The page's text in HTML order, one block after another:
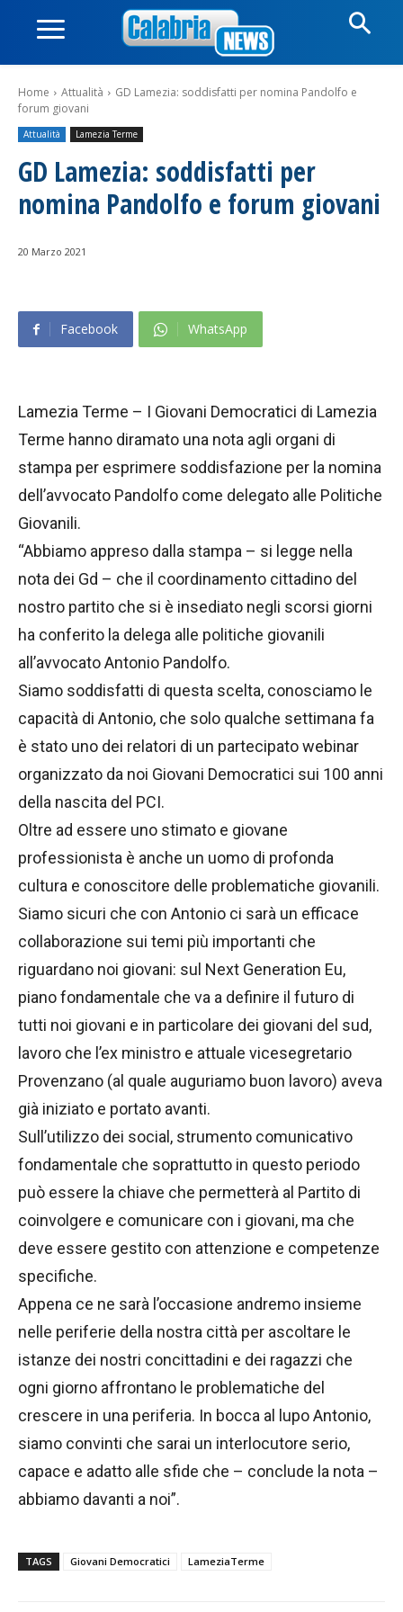
Home Attualità
GD Lamezia: soddisfatti per nomina Pandolfo e
forum giovani
Attualità Lamezia Terme
GD Lamezia: soddisfatti per
nomina Pandolfo e forum giovani
20 Marzo 2021
Facebook WhatsApp
Lamezia Terme – I Giovani Democratici di Lamezia
Terme hanno diramato una nota agli organi di
stampa per esprimere soddisfazione per la nomina
dell’avvocato Pandolfo come delegato alle Politiche
Giovanili.
“Abbiamo appreso dalla stampa – si legge nella
nota dei Gd – che il coordinamento cittadino del
nostro partito che si è insediato negli scorsi giorni
ha conferito la delega alle politiche giovanili
all’avvocato Antonio Pandolfo.
Siamo soddisfatti di questa scelta, conosciamo le
capacità di Antonio, che solo qualche settimana fa
è stato uno dei relatori di un partecipato webinar
organizzato da noi Giovani Democratici sui 100 anni
della nascita del PCI.
Oltre ad essere uno stimato e giovane
professionista è anche un uomo di profonda
cultura e conoscitore delle problematiche giovanili.
Siamo sicuri che con Antonio ci sarà un efficace
collaborazione sui temi più importanti che
riguardano noi giovani: sul Next Generation Eu,
piano fondamentale che va a definire il futuro di
tutti noi giovani e in particolare dei giovani del sud,
lavoro che l’ex ministro e attuale vicesegretario
Provenzano (al quale auguriamo buon lavoro) aveva
già iniziato e portato avanti.
Sull’utilizzo dei social, strumento comunicativo
fondamentale che soprattutto in questo periodo
può essere la chiave che permetterà al Partito di
coinvolgere e comunicare con i giovani, ma che
deve essere gestito con attenzione e competenze
specifiche.
Appena ce ne sarà l’occasione andremo insieme
nelle periferie della nostra città per ascoltare le
istanze dei nostri concittadini e dei ragazzi che
ogni giorno affrontano le problematiche del
crescere in una periferia. In bocca al lupo Antonio,
siamo convinti che sarai un interlocutore serio,
capace e adatto alle sfide che – conclude la nota –
abbiamo davanti a noi”.
TAGS Giovani Democratici LameziaTerme